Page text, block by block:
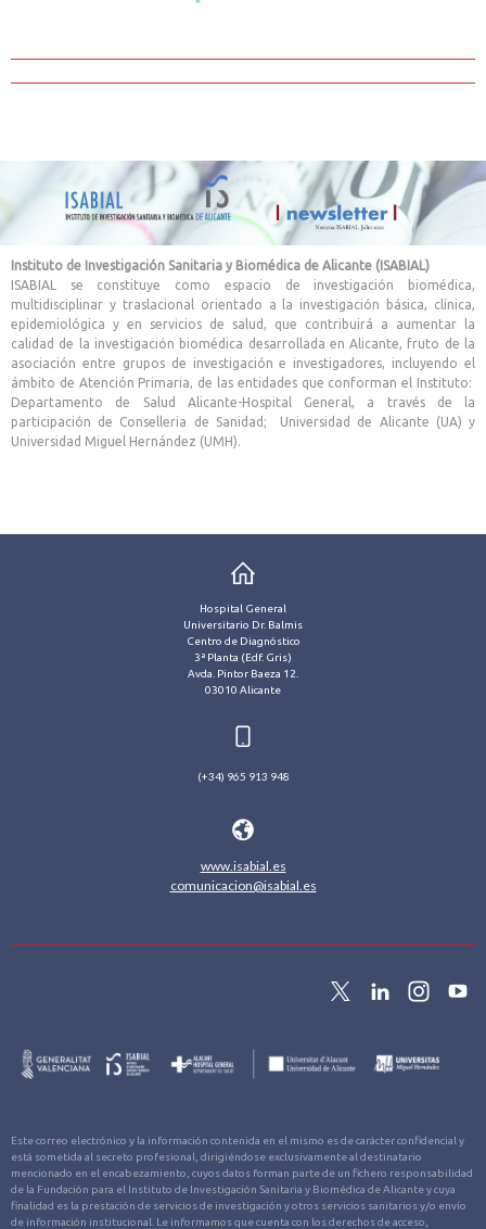
Instituto de Investigación Sanitaria y Biomédica de Alicante (ISABIAL)
ISABIAL se constituye como espacio de investigación biomédica,
multidisciplinar y traslacional orientado a la investigación básica, clínica,
epidemiológica y en servicios de salud, que contribuirá a aumentar la
calidad de la investigación biomédica desarrollada en Alicante, fruto de la
asociación entre grupos de investigación e investigadores, incluyendo el
ámbito de Atención Primaria, de las entidades que conforman el Instituto:
Departamento de Salud Alicante-Hospital General, a través de la
participación de Conselleria de Sanidad; Universidad de Alicante (UA) y
Universidad Miguel Hernández (UMH).
Hospital General
Universitario Dr. Balmis
Centro de Diagnóstico
3ª Planta (Edf. Gris)
Avda. Pintor Baeza 12.
03010 Alicante
(+34) 965 913 948
www.isabial.es
comunicacion@isabial.es
Este correo electrónico y la información contenida en el mismo es de carácter confidencial y
está sometida al secreto profesional, dirigiéndose exclusivamente al destinatario
mencionado en el encabezamiento, cuyos datos forman parte de un fichero responsabilidad
de la Fundación para el Instituto de Investigación Sanitaria y Biomédica de Alicante y cuya
finalidad es la prestación de servicios de investigación y otros servicios sanitarios y/o envío
de información institucional. Le informamos que cuenta con los derechos de acceso,